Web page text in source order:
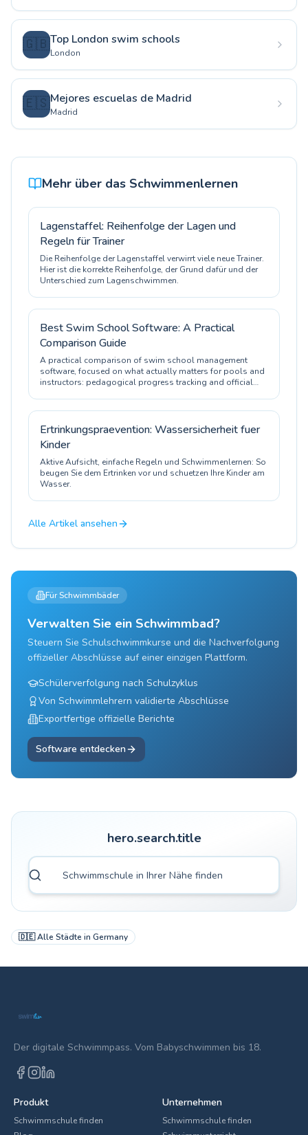
🇬🇧Top London swim schools
London
🇪🇸Mejores escuelas de Madrid
Madrid
Mehr über das Schwimmenlernen
Lagenstaffel: Reihenfolge der Lagen und
Regeln für Trainer
Die Reihenfolge der Lagenstaffel verwirrt viele neue Trainer.
Hier ist die korrekte Reihenfolge, der Grund dafür und der
Unterschied zum Lagenschwimmen.
Best Swim School Software: A Practical
Comparison Guide
A practical comparison of swim school management
software, focused on what actually matters for pools and
instructors: pedagogical progress tracking and official
Ertrinkungspraevention: Wassersicherheit fuer
Kinder
Aktive Aufsicht, einfache Regeln und Schwimmenlernen: So
beugen Sie dem Ertrinken vor und schuetzen Ihre Kinder am
Wasser.
Alle Artikel ansehen
Für Schwimmbäder
Verwalten Sie ein Schwimmbad?
Steuern Sie Schulschwimmkurse und die Nachverfolgung
offizieller Abschlüsse auf einer einzigen Plattform.
Schülerverfolgung nach Schulzyklus
Von Schwimmlehrern validierte Abschlüsse
Exportfertige offizielle Berichte
Software entdecken
hero.search.title
🇩🇪Alle Städte in Germany
Der digitale Schwimmpass. Vom Babyschwimmen bis 18.
Produkt
Schwimmschule finden
Unternehmen
Schwimmschule finden